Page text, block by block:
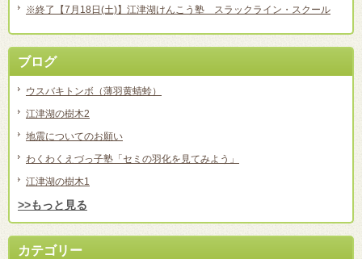
※終了【7月18日(土)】江津湖けんこう塾 スラックライン・スクール
ブログ
ウスバキトンボ（薄羽黄蜻蛉）
江津湖の樹木2
地震についてのお願い
わくわくえづっ子塾「セミの羽化を見てみよう」
江津湖の樹木1
>>もっと見る
カテゴリー